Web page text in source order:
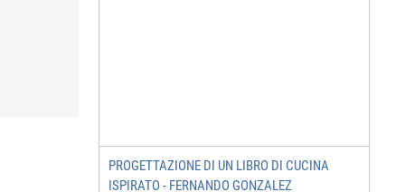
PROGETTAZIONE DI UN LIBRO DI CUCINA
ISPIRATO - FERNANDO GONZALEZ